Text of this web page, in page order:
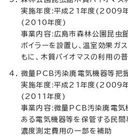
実施年度:平成21年度(2009
(2010年度)
事業内容:広島市森林公園昆虫
ボイラーを設置し、温室効果ガ
もに、木質バイオマスの利用の
微量PCB汚染廃電気機器等把
実施年度:平成21年度(2009
(2011年度)
事業内容:微量PCB汚染廃電気
ある電気機器等を保管する民
濃度測定費用の一部を補助